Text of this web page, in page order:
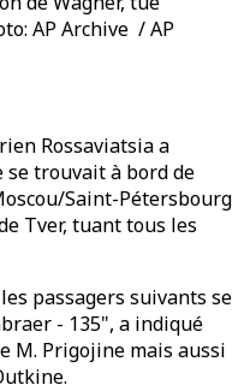
AP Archive / AP
Rossaviatsia a
se trouvait à bord de
Saint-Pétersbourg
Tver, tuant tous les
passagers suivants se
- 135", a indiqué
M. Prigojine mais aussi